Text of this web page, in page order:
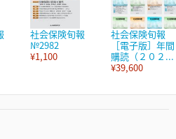
社会保険旬報
№2982
¥1,100
社会保険旬報
［電子版］年間
購読（２０２...
¥39,600